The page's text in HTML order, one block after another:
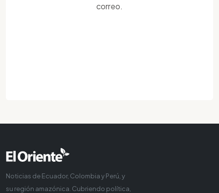
correo.
Noticias de Ecuador, Colombia y Perú, y
su región amazónica. Cubriendo política,